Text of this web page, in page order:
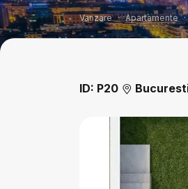
Vanzare Apartamente
ID: P20